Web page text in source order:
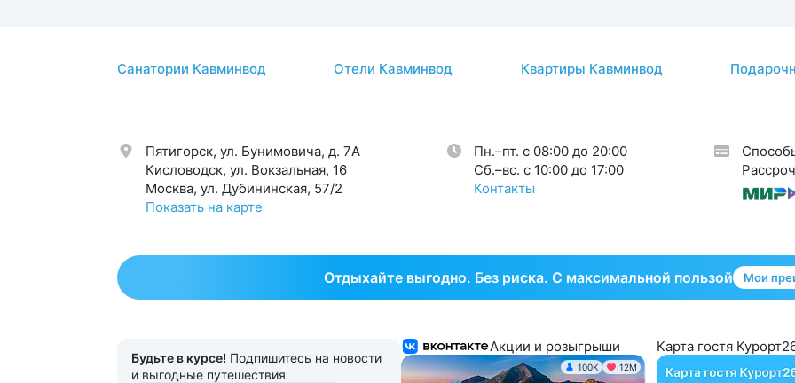
Мочеполовая система 39
Общетерапевтический 123
Суставы 26
Эстетическая гинекология 1
Санатории Кавминвод Отели Кавминвод Квартиры Кавминвод
Пятигорск, ул. Бунимовича, д. 7A
Кисловодск, ул. Вокзальная, 16
Москва, ул. Дубининская, 57/2
Показать на карте
Пн.–пт. с 08:00 до 20:00
Cб.–вс. с 10:00 до 17:00
Контакты
Отдыхайте выгодно. Без риска. С максимальной пользой Мои
Будьте в курсе! Подпишитесь на новости
и выгодные путешествия
Акции и розыгрыши
100K 12М
Карта гостя